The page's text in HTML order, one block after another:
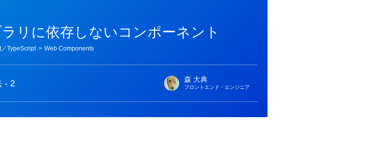
リに依存しないコンポーネント
TypeScript > Web Components
- 2 森 大典
フロントエンド・エンジニア